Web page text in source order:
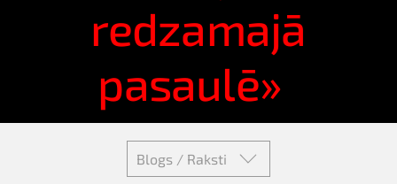
redzamajā
pasaulē»
Blogs / Raksti